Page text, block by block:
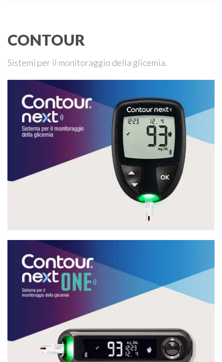
CONTOUR
Sistemi per il monitoraggio della glicemia.